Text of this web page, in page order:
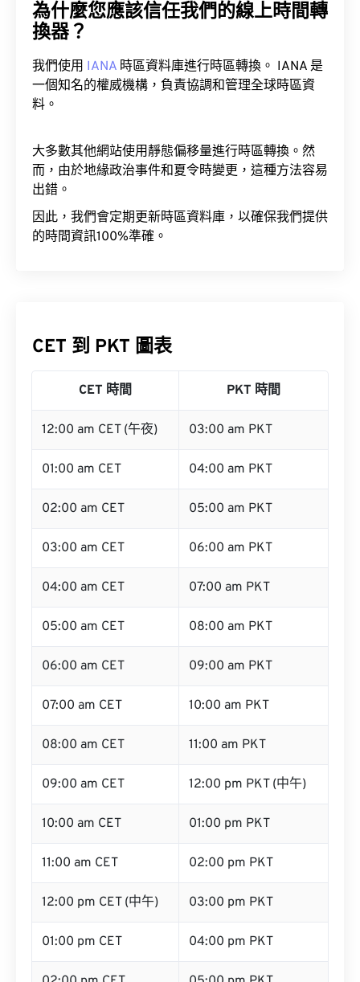
為什麼您應該信任我們的線上時間轉
換器？
我們使用 IANA 時區資料庫進行時區轉換。 IANA 是
一個知名的權威機構，負責協調和管理全球時區資
料。
大多數其他網站使用靜態偏移量進行時區轉換。然
而，由於地緣政治事件和夏令時變更，這種方法容易
出錯。
因此，我們會定期更新時區資料庫，以確保我們提供
的時間資訊100%準確。
CET 到 PKT 圖表
CET 時間 PKT 時間
12:00 am CET (午夜) 03:00 am PKT
01:00 am CET 04:00 am PKT
02:00 am CET 05:00 am PKT
03:00 am CET 06:00 am PKT
04:00 am CET 07:00 am PKT
05:00 am CET 08:00 am PKT
06:00 am CET 09:00 am PKT
07:00 am CET 10:00 am PKT
08:00 am CET 11:00 am PKT
09:00 am CET 12:00 pm PKT (中午)
10:00 am CET 01:00 pm PKT
11:00 am CET 02:00 pm PKT
12:00 pm CET (中午) 03:00 pm PKT
01:00 pm CET 04:00 pm PKT